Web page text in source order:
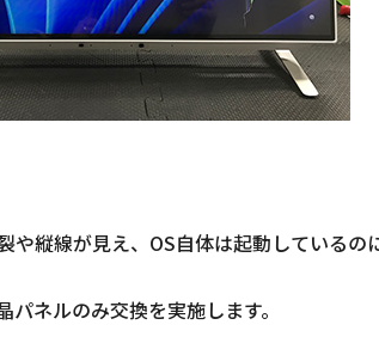
や縦線が見え、OS自体は起動しているの
ネルのみ交換を実施します。